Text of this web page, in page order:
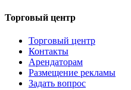
Торговый центр
Торговый центр
Контакты
Арендаторам
Размещение рекламы
Задать вопрос